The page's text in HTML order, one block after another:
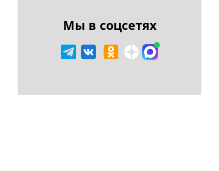
Мы в соцсетях